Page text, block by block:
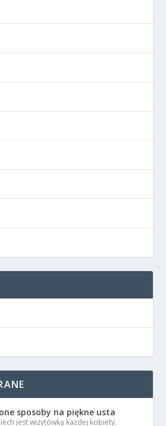
sposoby na piękne usta
jest wizytówką każdej kobiety.